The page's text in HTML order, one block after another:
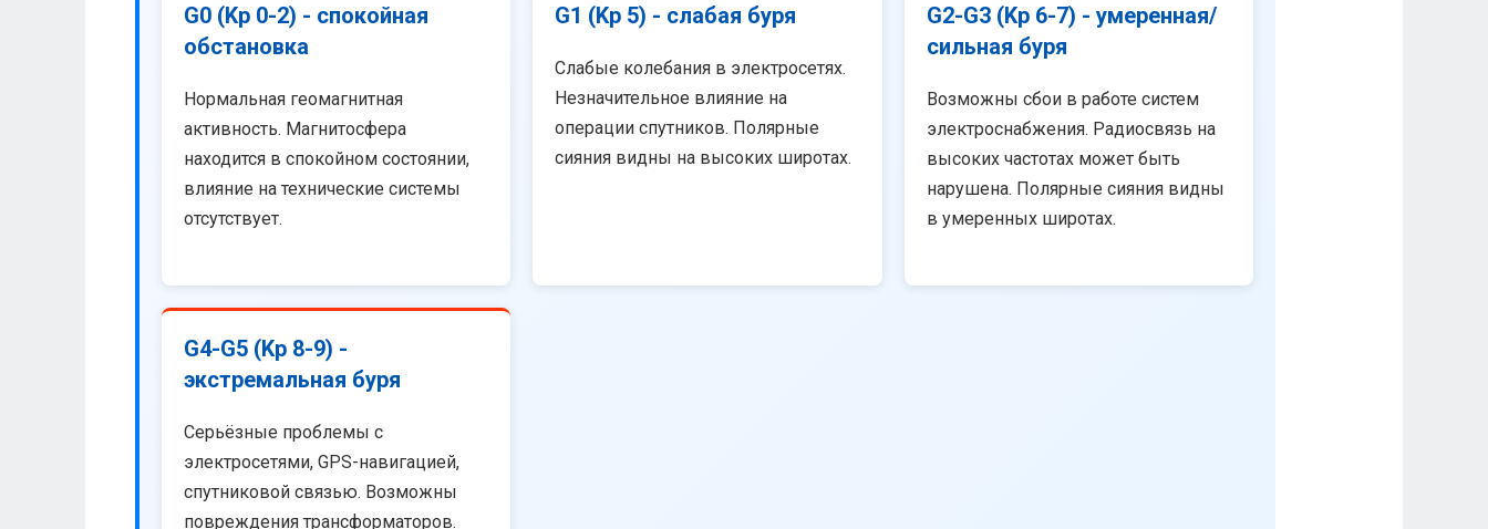
G0 (Kp 0-2) - спокойная
обстановка
Нормальная геомагнитная
активность. Магнитосфера
находится в спокойном состоянии,
влияние на технические системы
отсутствует.
G1 (Kp 5) - слабая буря
Слабые колебания в электросетях.
Незначительное влияние на
операции спутников. Полярные
сияния видны на высоких широтах.
G2-G3 (Kp 6-7) - умеренная/
сильная буря
Возможны сбои в работе систем
электроснабжения. Радиосвязь на
высоких частотах может быть
нарушена. Полярные сияния видны
в умеренных широтах.
G4-G5 (Kp 8-9) -
экстремальная буря
Серьёзные проблемы с
электросетями, GPS-навигацией,
спутниковой связью. Возможны
повреждения трансформаторов.